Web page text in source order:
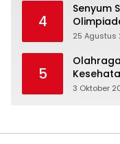
4
Senyum
25 Agustus
5
3 Oktober